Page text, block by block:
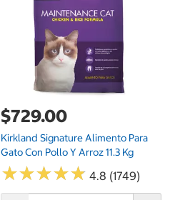
$729.00
Kirkland Signature Alimento Para
Gato Con Pollo Y Arroz 11.3 Kg
★★★★★
★★★★★ 4.8 (1749)